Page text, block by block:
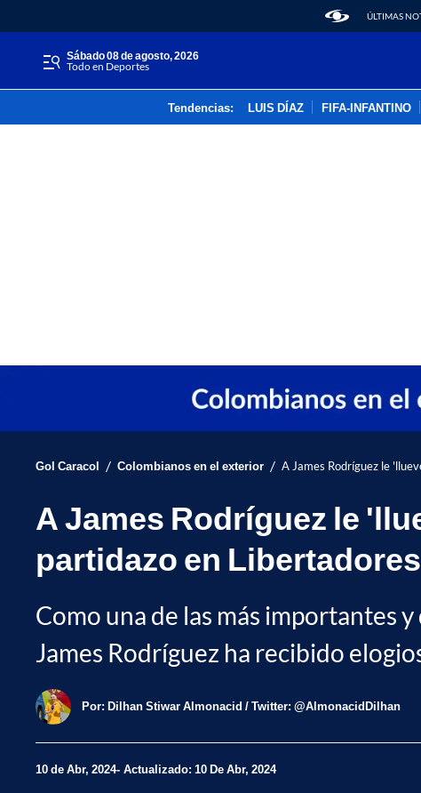
ÚLTIMAS
sábado 08 de agosto, 2026
Todo en Deportes
Tendencias: LUIS DÍAZ FIFA-INFANTINO
Gol Caracol / Colombianos en el exterior / A James Rodríguez le
A James Rodríguez le
partidazo en Libertadores
Como una de las más importantes
James Rodríguez ha recibido
Por: Dilhan Stiwar Almonacid / Twitter: @AlmonacidDilhan
10 de Abr, 2024 Actualizado: 10 De Abr, 2024